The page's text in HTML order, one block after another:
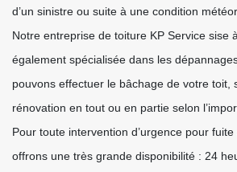
d’un sinistre ou suite à une condition
Notre entreprise de toiture KP Service sise
également spécialisée dans les
pouvons effectuer le bâchage de votre toit,
rénovation en tout ou en partie selon
Pour toute intervention d’urgence pour
offrons une très grande disponibilité : 24